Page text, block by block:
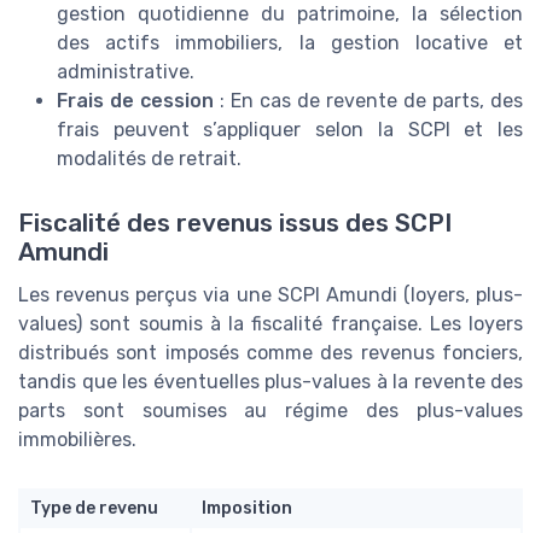
gestion quotidienne du patrimoine, la sélection
des actifs immobiliers, la gestion locative et
administrative.
Frais de cession : En cas de revente de parts, des
frais peuvent s’appliquer selon la SCPI et les
modalités de retrait.
Fiscalité des revenus issus des SCPI
Amundi
Les revenus perçus via une SCPI Amundi (loyers, plus-
values) sont soumis à la fiscalité française. Les loyers
distribués sont imposés comme des revenus fonciers,
tandis que les éventuelles plus-values à la revente des
parts sont soumises au régime des plus-values
immobilières.
Type de revenu
Imposition